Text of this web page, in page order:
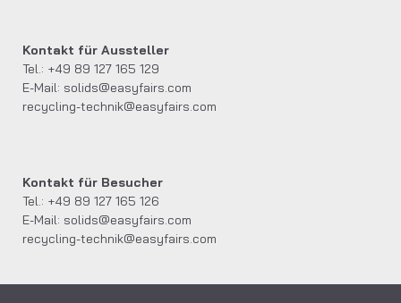
Kontakt für Aussteller
Tel.: +49 89 127 165 129
E-Mail: solids@easyfairs.com
recycling-technik@easyfairs.com
Kontakt für Besucher
Tel.: +49 89 127 165 126
E-Mail: solids@easyfairs.com
recycling-technik@easyfairs.com